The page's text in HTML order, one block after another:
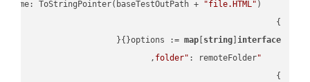
"file.HTML"
options := map[ string] interface
"folder"